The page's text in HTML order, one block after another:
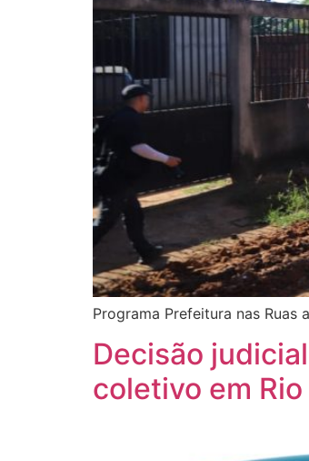
Programa Prefeitura nas
Decisão
coletivo em